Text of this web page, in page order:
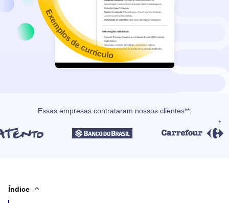
Exemplos de currículo
Essas empresas contrataram nossos clientes**:
Índice